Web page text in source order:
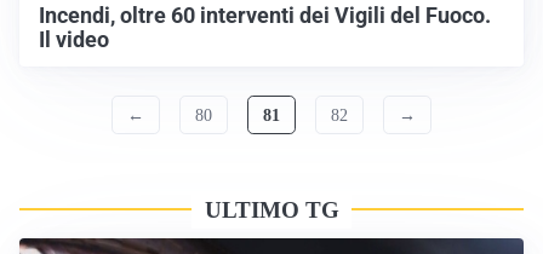
Incendi, oltre 60 interventi dei Vigili del Fuoco.
Il video
← 80 81 82 →
ULTIMO TG